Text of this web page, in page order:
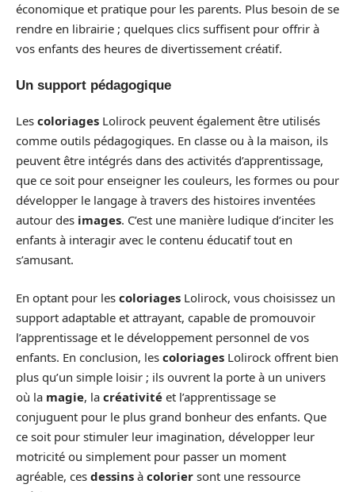
économique et pratique pour les parents. Plus besoin de se
rendre en librairie ; quelques clics suffisent pour offrir à
vos enfants des heures de divertissement créatif.
Un support pédagogique
Les coloriages Lolirock peuvent également être utilisés
comme outils pédagogiques. En classe ou à la maison, ils
peuvent être intégrés dans des activités d’apprentissage,
que ce soit pour enseigner les couleurs, les formes ou pour
développer le langage à travers des histoires inventées
autour des images. C’est une manière ludique d’inciter les
enfants à interagir avec le contenu éducatif tout en
s’amusant.
En optant pour les coloriages Lolirock, vous choisissez un
support adaptable et attrayant, capable de promouvoir
l’apprentissage et le développement personnel de vos
enfants. En conclusion, les coloriages Lolirock offrent bien
plus qu’un simple loisir ; ils ouvrent la porte à un univers
où la magie, la créativité et l’apprentissage se
conjuguent pour le plus grand bonheur des enfants. Que
ce soit pour stimuler leur imagination, développer leur
motricité ou simplement pour passer un moment
agréable, ces dessins à colorier sont une ressource